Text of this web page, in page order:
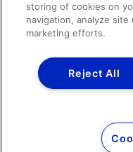
storing of cookies on
navigation, analyze
marketing efforts.
Reject All